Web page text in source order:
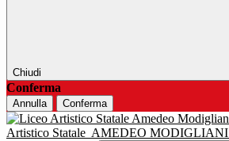
Chiudi
Conferma
Annulla Conferma
Artistico Statale AMEDEO MODIGLIANI